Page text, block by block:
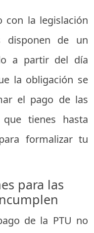
con la legislación
disponen de un
a partir del día
la obligación se
el pago de las
tienes hasta
formalizar tu
para las
de la PTU no